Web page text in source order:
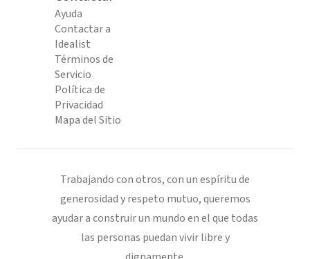
Ayuda
Contactar a
Idealist
Términos de
Servicio
Política de
Privacidad
Mapa del Sitio
Trabajando con otros, con un espíritu de
generosidad y respeto mutuo, queremos
ayudar a construir un mundo en el que todas
las personas puedan vivir libre y